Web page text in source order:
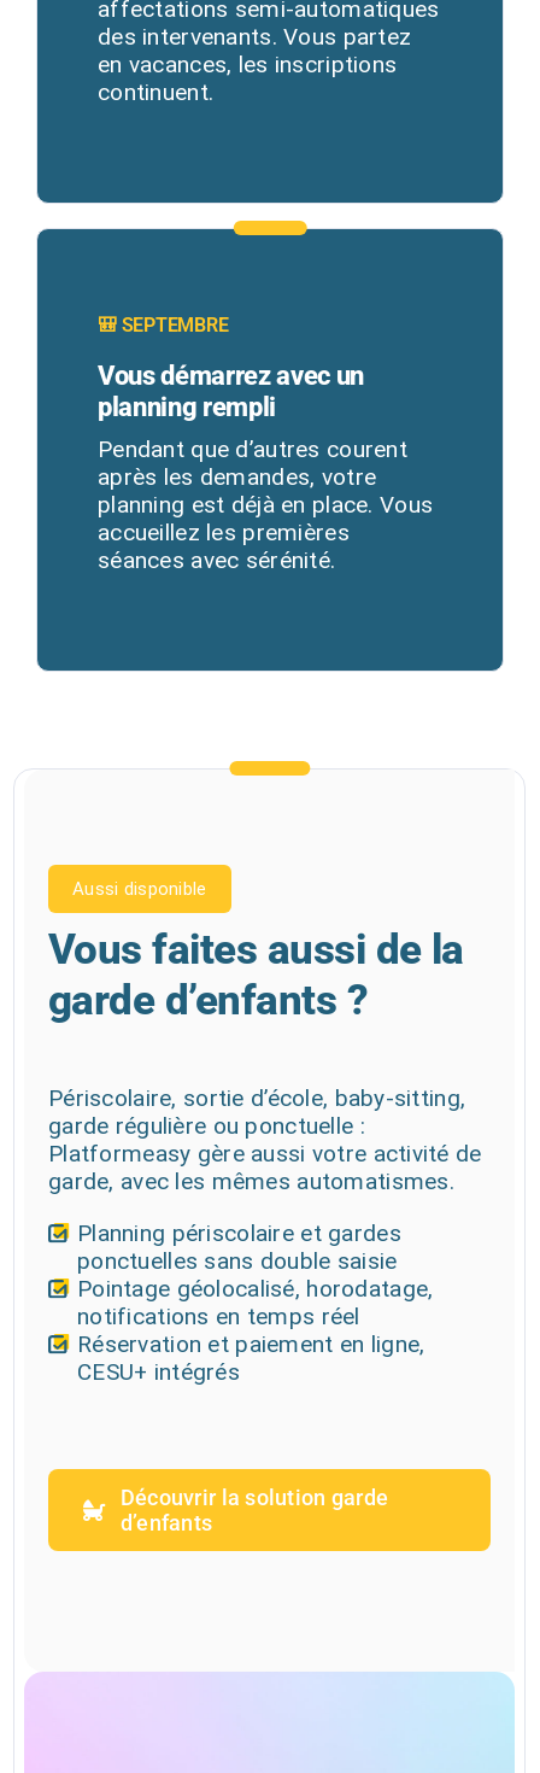
affectations semi-automatiques
des intervenants. Vous partez
en vacances, les inscriptions
continuent.
🎒 SEPTEMBRE
Vous démarrez avec un
planning rempli
Pendant que d’autres courent
après les demandes, votre
planning est déjà en place. Vous
accueillez les premières
séances avec sérénité.
Aussi disponible
Vous faites aussi de la
garde d’enfants ?
Périscolaire, sortie d’école, baby-sitting,
garde régulière ou ponctuelle :
Platformeasy gère aussi votre activité de
garde, avec les mêmes automatismes.
Planning périscolaire et gardes
ponctuelles sans double saisie
Pointage géolocalisé, horodatage,
notifications en temps réel
Réservation et paiement en ligne,
CESU+ intégrés
Découvrir la solution garde
d’enfants